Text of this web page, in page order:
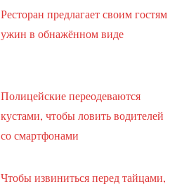
Ресторан предлагает своим гостям
ужин в обнажённом виде
Полицейские переодеваются
кустами, чтобы ловить водителей
со смартфонами
Чтобы извиниться перед тайцами,